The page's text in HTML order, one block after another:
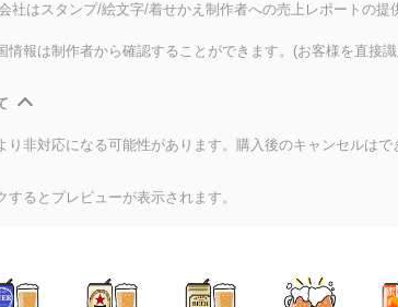
社はスタンプ/絵文字/着せかえ制作者への売上レポートの提
情報は制作者から確認することができます。(お客様を直接
り非対応になる可能性があります。購入後のキャンセルはで
するとプレビューが表示されます。